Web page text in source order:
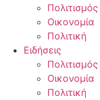
Πολιτισμός
Οικονομία
Πολιτική
Ειδήσεις
Πολιτισμός
Οικονομία
Πολιτική